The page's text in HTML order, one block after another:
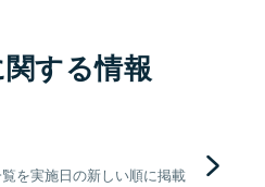
する情報
を実施日の新しい順に掲載